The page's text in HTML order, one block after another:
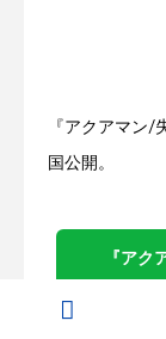
『アクアマン/
国公開。
『アク